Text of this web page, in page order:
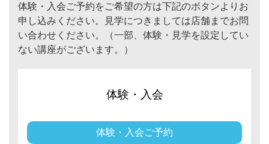
体験・入会ご予約をご希望の方は下記のボタンよりお
申し込みください。見学につきましては店舗までお問
い合わせください。（一部、体験・見学を設定してい
ない講座がございます。）
体験・入会
体験・入会ご予約